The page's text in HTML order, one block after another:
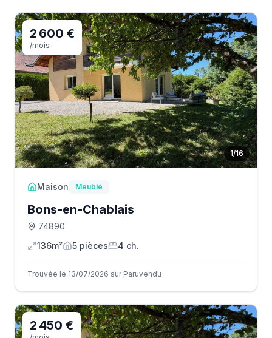
1/16
2 600 €
/mois
Maison Meublé
Bons-en-Chablais
74890
136m²
5 pièces 4 ch.
Trouvée le 13/07/2026 sur Paruvendu
2 450 €